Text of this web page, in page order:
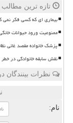
تازه ترین
بیماری ای که کسی فکر نمی
ممنوعیت ورود حیوانات
پزشک خانواده مقصد غائی
نقش سابقه خانوادگی در
نظرات بینندگان
نام: